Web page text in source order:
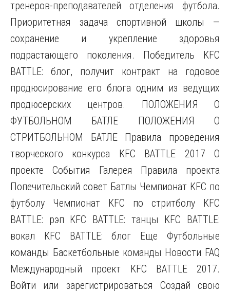
тренеров-преподавателей отделения футбола.
Приоритетная задача спортивной школы —
сохранение и укрепление здоровья
подрастающего поколения. Победитель KFC
BATTLE: блог, получит контракт на годовое
продюсирование его блога одним из ведущих
продюсерских центров. ПОЛОЖЕНИЯ О
ФУТБОЛЬНОМ БАТЛЕ ПОЛОЖЕНИЯ О
СТРИТБОЛЬНОМ БАТЛЕ Правила проведения
творческого конкурса KFC BATTLE 2017 О
проекте События Галерея Правила проекта
Попечительский совет Батлы Чемпионат KFC по
футболу Чемпионат KFC по стритболу KFC
BATTLE: рэп KFC BATTLE: танцы KFC BATTLE:
вокал KFC BATTLE: блог Еще Футбольные
команды Баскетбольные команды Новости FAQ
Международный проект KFC BATTLE 2017.
Войти или зарегистрироваться Создай свою